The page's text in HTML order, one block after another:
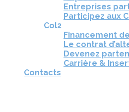
Entreprises
Participez aux
Col2
Financement
Le contrat
Devenez
Carrière &
Contacts